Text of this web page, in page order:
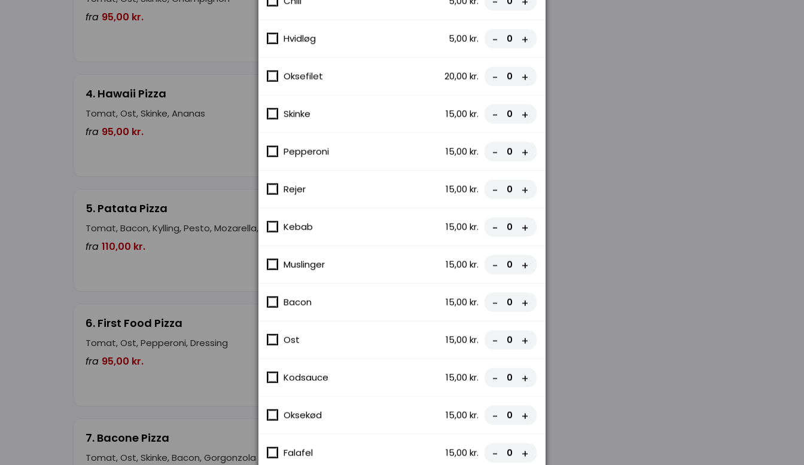
fra 95,00 kr.
4. Hawaii Pizza
Tomat, Ost, Skinke, Ananas
fra 95,00 kr.
5. Patata Pizza
Tomat, Bacon, Kylling, Pesto, Mozarella, Kartoffel
fra 110,00 kr.
6. First Food Pizza
Tomat, Ost, Pepperoni, Dressing
fra 95,00 kr.
7. Bacone Pizza
Tomat, Ost, Skinke, Bacon, Gorgonzola
Hvidløg 5,00 kr. - +
Oksefilet 20,00 kr. - +
Skinke 15,00 kr. - +
Pepperoni 15,00 kr. - +
Rejer 15,00 kr. - +
Kebab 15,00 kr. - +
Muslinger 15,00 kr. - +
Bacon 15,00 kr. - +
Ost 15,00 kr. - +
Kodsauce 15,00 kr. - +
Oksekød 15,00 kr. - +
Falafel 15,00 kr. - +